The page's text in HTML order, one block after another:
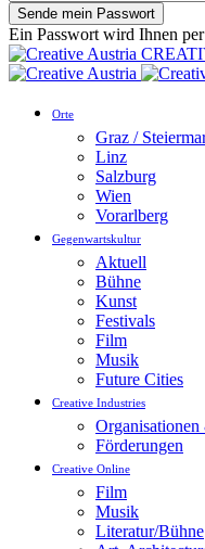
Ein Passwort wird Ihnen
Orte
Graz /
Linz
Salzburg
Wien
Vorarlberg
Gegenwartskultur
Aktuell
Bühne
Kunst
Festivals
Film
Musik
Future Cities
Creative Industries
Förderungen
Creative Online
Film
Musik
Literatur/Bühne